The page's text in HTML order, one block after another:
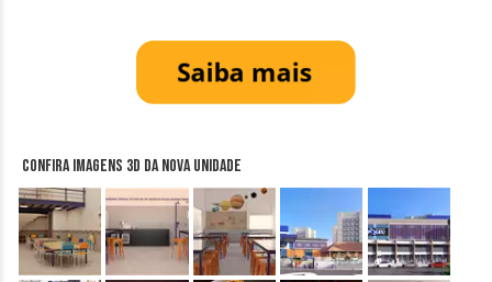
Confira imagens 3D da nova unidade
&nbsp; &nbsp; &nbsp;